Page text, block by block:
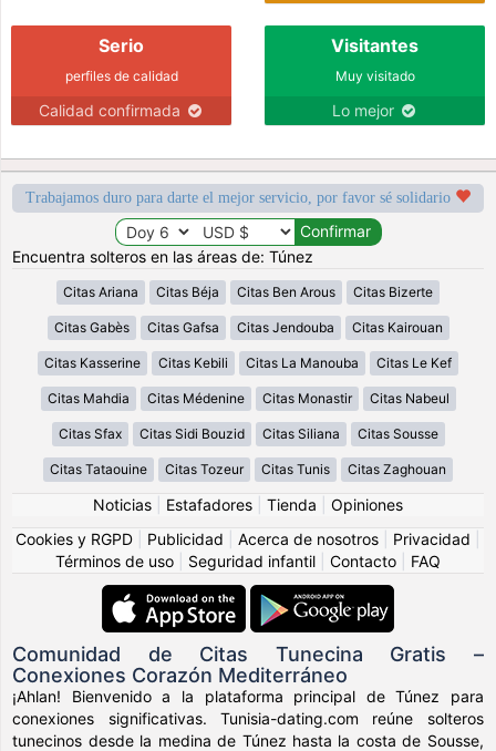
Serio
perfiles de calidad
Calidad confirmada
Visitantes
Muy visitado
Lo mejor
Trabajamos duro para darte el mejor servicio, por favor sé solidario
Encuentra solteros en las áreas de: Túnez
Citas Ariana Citas Béja Citas Ben Arous Citas Bizerte
Citas Gabès Citas Gafsa Citas Jendouba Citas Kairouan
Citas Kasserine Citas Kebili Citas La Manouba Citas Le Kef
Citas Mahdia Citas Médenine Citas Monastir Citas Nabeul
Citas Sfax Citas Sidi Bouzid Citas Siliana Citas Sousse
Citas Tataouine Citas Tozeur Citas Tunis Citas Zaghouan
Noticias Estafadores Tienda
Opiniones
Cookies y RGPD
Publicidad Acerca de nosotros Privacidad
Términos de uso
Seguridad infantil Contacto FAQ
Comunidad de Citas Tunecina Gratis –
Conexiones Corazón Mediterráneo
¡Ahlan! Bienvenido a la plataforma principal de Túnez para
conexiones significativas. Tunisia-dating.com reúne solteros
tunecinos desde la medina de Túnez hasta la costa de Sousse,